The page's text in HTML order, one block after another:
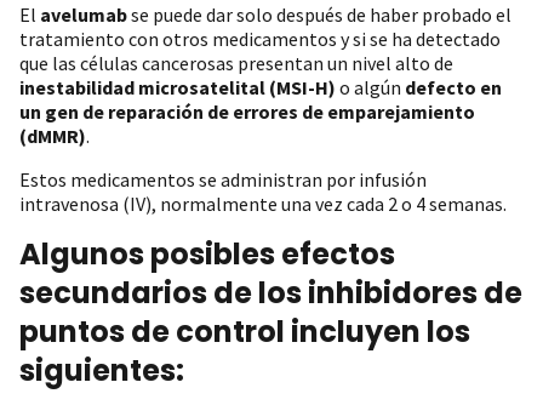
El avelumabse puede dar solo después de haber probado el
tratamiento con otros medicamentos y si se ha detectado
que las células cancerosas presentan un nivel alto de
inestabilidad microsatelital (MSI-H) o algún defecto en
un gen de reparación de errores de emparejamiento
(dMMR).
Estos medicamentos se administran por infusión
intravenosa (IV), normalmente una vez cada 2 o 4 semanas.
Algunos posibles efectos
secundarios de los inhibidores de
puntos de control incluyen los
siguientes: